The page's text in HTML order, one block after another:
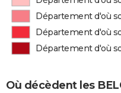
Département d'où
Département d'où
Département d'où
Où décèdent les